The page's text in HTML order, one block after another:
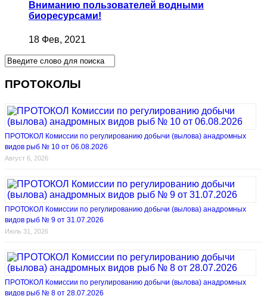
Вниманию пользователей водными
биоресурсами!
18 Фев, 2021
ПРОТОКОЛЫ
ПРОТОКОЛ Комиссии по регулированию добычи (вылова) анадромных
видов рыб № 10 от 06.08.2026
Август 6, 2026
ПРОТОКОЛ Комиссии по регулированию добычи (вылова) анадромных
видов рыб № 9 от 31.07.2026
Июль 31, 2026
ПРОТОКОЛ Комиссии по регулированию добычи (вылова) анадромных
видов рыб № 8 от 28.07.2026